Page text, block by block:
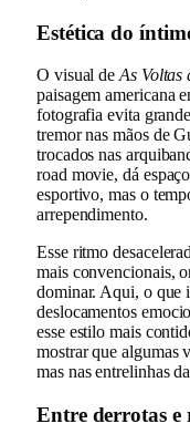
Estética do
O visual deAs Voltas
paisagem americana
fotografia evita
tremor nas mãos de
trocados nas
road movie, dá
esportivo, mas o
arrependimento.
Esse ritmo
mais convencionais,
dominar. Aqui, o que
deslocamentos
esse estilo mais
mostrar que algumas
mas nas entrelinhas
Entre derrotas e